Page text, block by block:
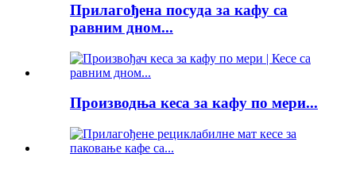
Прилагођена посуда за кафу са
равним дном...
Производња кеса за кафу по мери...